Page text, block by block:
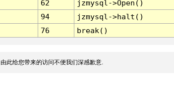
62
jzmysql->Open()
94
jzmysql->halt()
76 break()
此给您带来的访问不便我们深感歉意.